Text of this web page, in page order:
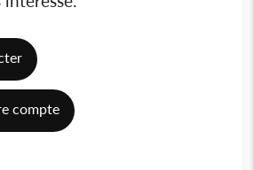
compte